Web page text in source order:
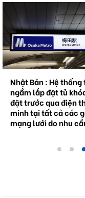
Nhật Bản : Hệ
ngầm lắp đặt tủ
đặt trước qua điện
minh tại tất cả các
mạng lưới do nhu